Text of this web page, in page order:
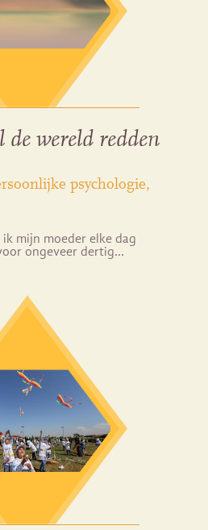
de wereld redden
psychologie
mijn moeder elke dag
ongeveer dertig…